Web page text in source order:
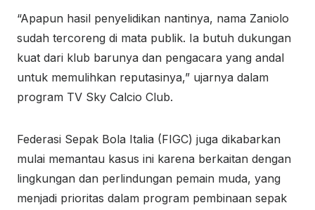
“Apapun hasil penyelidikan nantinya, nama Zaniolo
sudah tercoreng di mata publik. Ia butuh dukungan
kuat dari klub barunya dan pengacara yang andal
untuk memulihkan reputasinya,” ujarnya dalam
program TV Sky Calcio Club.
Federasi Sepak Bola Italia (FIGC) juga dikabarkan
mulai memantau kasus ini karena berkaitan dengan
lingkungan dan perlindungan pemain muda, yang
menjadi prioritas dalam program pembinaan sepak